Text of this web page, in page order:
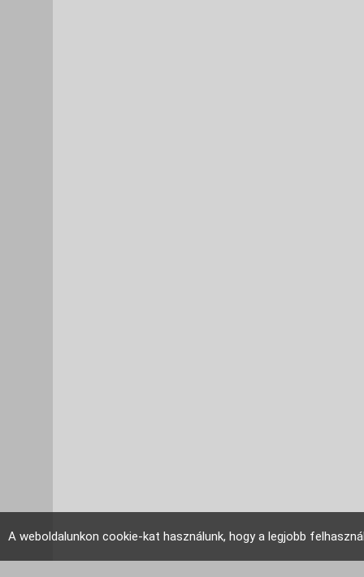
A weboldalunkon cookie-kat használunk, hogy a legjobb